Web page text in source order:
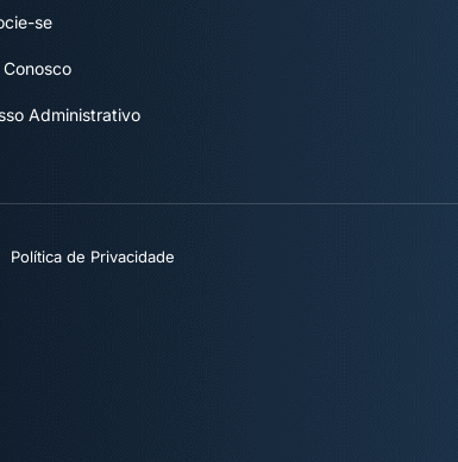
se
Conosco
Administrativo
Política de Privacidade